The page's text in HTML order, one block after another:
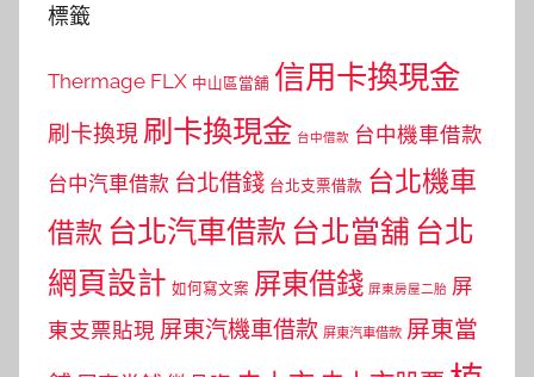
標籤
Thermage FLX 中山區當舖 信用卡換現金
刷卡換現 刷卡換現金 台中借款 台中機車借款
台中汽車借款 台北借錢 台北支票借款 台北機車
借款 台北汽車借款 台北當舖 台北
網頁設計 如何寫文案 屏東借錢 屏東房屋二胎 屏
東支票貼現 屏東汽機車借款 屏東汽車借款 屏東當